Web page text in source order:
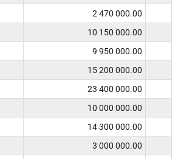
2 470 000.00
10 150 000.00
9 950 000.00
15 200 000.00
23 400 000.00
10 000 000.00
14 300 000.00
3 000 000.00